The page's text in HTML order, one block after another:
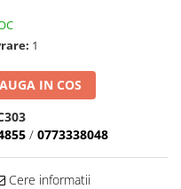
1
IN COS
/ 0773338048
Cere informatii